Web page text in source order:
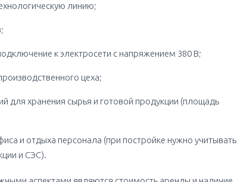
линию;
к электросети с напряжением 380 В;
цеха;
для хранения сырья и готовой продукции (площадь
и отдыха персонала (при постройке нужно учитывать
и СЭС).